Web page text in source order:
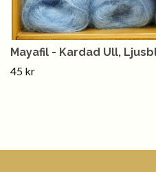
Mayafil - Kardad Ull,
45 kr